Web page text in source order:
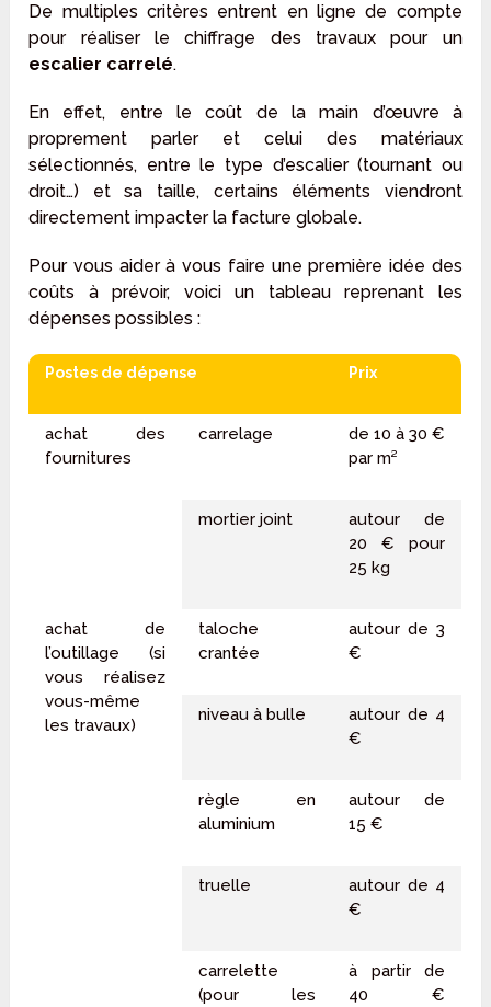
De multiples critères entrent en ligne de compte
pour réaliser le chiffrage des travaux pour un
escalier carrelé.
En effet, entre le coût de la main d’œuvre à
proprement parler et celui des matériaux
sélectionnés, entre le type d’escalier (tournant ou
droit…) et sa taille, certains éléments viendront
directement impacter la facture globale.
Pour vous aider à vous faire une première idée des
coûts à prévoir, voici un tableau reprenant les
dépenses possibles :
Postes de dépense Prix
achat des
fournitures
carrelage
de 10 à 30 €
par m²
mortier joint
autour de
20 € pour
25 kg
achat de
l’outillage (si
vous réalisez
vous-même
les travaux)
taloche
crantée
autour de 3
€
niveau à bulle
autour de 4
€
règle en
aluminium
autour de
15 €
truelle
autour de 4
€
carrelette
(pour les
à partir de
40 €